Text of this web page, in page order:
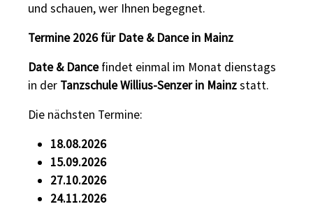
und schauen, wer Ihnen begegnet.
Termine 2026 für Date & Dance in Mainz
Date & Dancefindet einmal im Monat dienstags
in der Tanzschule Willius-Senzer in Mainzstatt.
Die nächsten Termine:
18.08.2026
15.09.2026
27.10.2026
24.11.2026